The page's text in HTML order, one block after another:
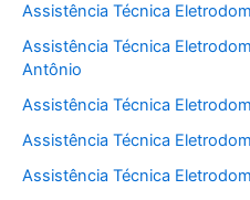
Assistência Técnica
Assistência Técnica
Antônio
Assistência Técnica
Assistência Técnica
Assistência Técnica